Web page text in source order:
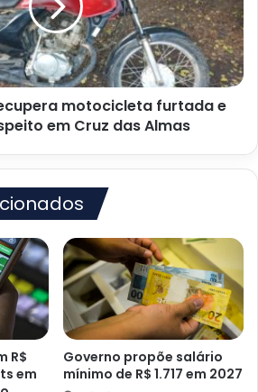
motocicleta furtada e
em Cruz das Almas
R$
em
Governo propõe salário
mínimo de R$ 1.717 em 2027